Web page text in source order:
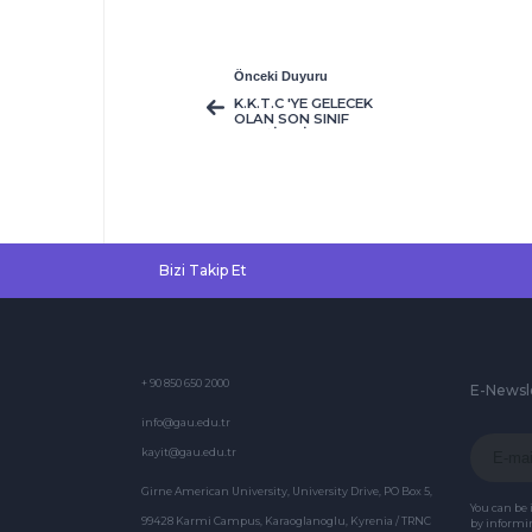
Önceki Duyuru
K.K.T.C 'YE GELECEK
OLAN SON SINIF
Bizi Takip Et
+ 90 850 650 2000
info@gau.edu.tr
kayit@gau.edu.tr
Girne American University, University Drive, PO Box 5,
99428 Karmi Campus, Karaoglanoglu, Kyrenia / TRNC
E-
You can
by